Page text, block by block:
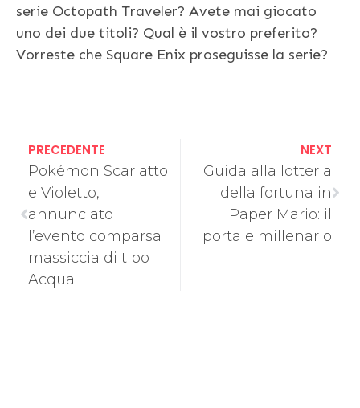
serie Octopath Traveler? Avete mai giocato
uno dei due titoli? Qual è il vostro preferito?
Vorreste che Square Enix proseguisse la serie?
PRECEDENTE
Pokémon Scarlatto
e Violetto,
annunciato
l’evento comparsa
massiccia di tipo
Acqua
NEXT
Guida alla lotteria
della fortuna in
Paper Mario: il
portale millenario